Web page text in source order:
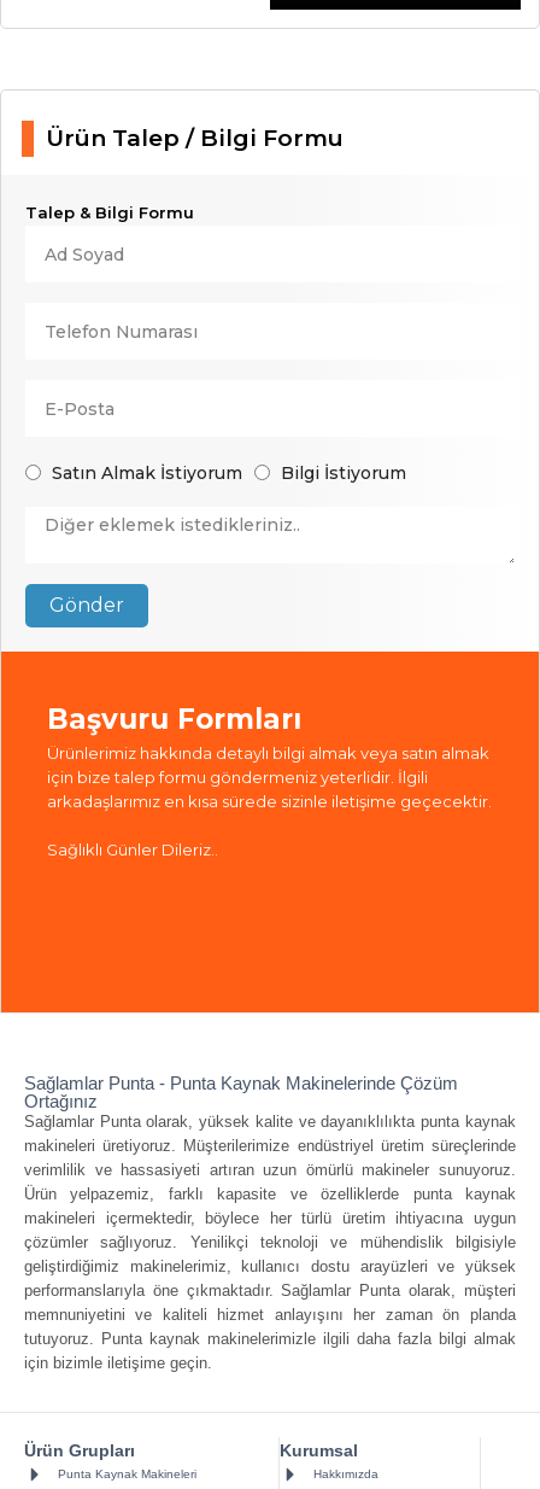
Ürün Talep / Bilgi Formu
Talep & Bilgi Formu
Satın Almak İstiyorum Bilgi İstiyorum
Gönder
Başvuru Formları
Ürünlerimiz hakkında detaylı bilgi almak veya satın almak
için bize talep formu göndermeniz yeterlidir. İlgili
arkadaşlarımız en kısa sürede sizinle iletişime geçecektir.
Sağlıklı Günler Dileriz..
Sağlamlar Punta - Punta Kaynak Makinelerinde Çözüm
Ortağınız
Sağlamlar Punta olarak, yüksek kalite ve dayanıklılıkta punta kaynak
makineleri üretiyoruz. Müşterilerimize endüstriyel üretim süreçlerinde
verimlilik ve hassasiyeti artıran uzun ömürlü makineler sunuyoruz.
Ürün yelpazemiz, farklı kapasite ve özelliklerde punta kaynak
makineleri içermektedir, böylece her türlü üretim ihtiyacına uygun
çözümler sağlıyoruz. Yenilikçi teknoloji ve mühendislik bilgisiyle
geliştirdiğimiz makinelerimiz, kullanıcı dostu arayüzleri ve yüksek
performanslarıyla öne çıkmaktadır. Sağlamlar Punta olarak, müşteri
memnuniyetini ve kaliteli hizmet anlayışını her zaman ön planda
tutuyoruz. Punta kaynak makinelerimizle ilgili daha fazla bilgi almak
için bizimle iletişime geçin.
Ürün Grupları
Punta Kaynak Makineleri
Kurumsal
Hakkımızda